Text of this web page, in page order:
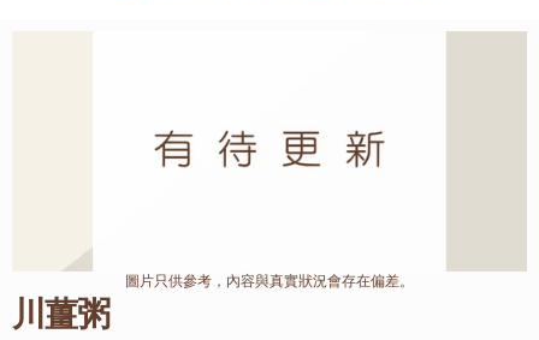
川薑粥
圖片只供參考，內容與真實狀況會存在偏差。